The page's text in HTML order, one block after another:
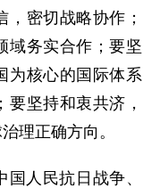
密切战略协作；
域务实合作；要坚
为核心的国际体系
坚持和衷共济，
理正确方向。
人民抗日战争、